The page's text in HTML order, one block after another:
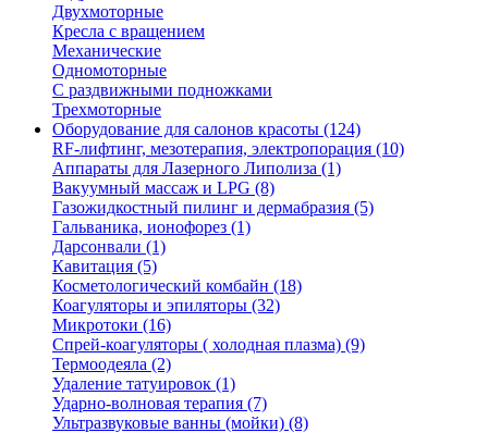
Двухмоторные
Кресла с вращением
Механические
Одномоторные
С раздвижными подножками
Трехмоторные
Оборудование для салонов красоты (124)
RF-лифтинг, мезотерапия, электропорация (10)
Аппараты для Лазерного Липолиза (1)
Вакуумный массаж и LPG (8)
Газожидкостный пилинг и дермабразия (5)
Гальваника, ионофорез (1)
Дарсонвали (1)
Кавитация (5)
Коcметологический комбайн (18)
Коагуляторы и эпиляторы (32)
Микротоки (16)
Спрей-коагуляторы ( холодная плазма) (9)
Термоодеяла (2)
Удаление татуировок (1)
Ударно-волновая терапия (7)
Ультразвуковые ванны (мойки) (8)